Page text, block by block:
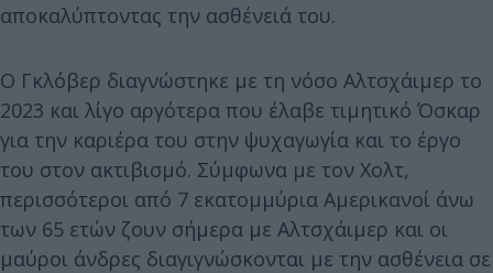
αποκαλύπτοντας την ασθένειά του.
Ο Γκλόβερ διαγνώστηκε με τη νόσο Αλτσχάιμερ το
2023 και λίγο αργότερα που έλαβε τιμητικό Όσκαρ
για την καριέρα του στην ψυχαγωγία και το έργο
του στον ακτιβισμό. Σύμφωνα με τον Χολτ,
περισσότεροι από 7 εκατομμύρια Αμερικανοί άνω
των 65 ετών ζουν σήμερα με Αλτσχάιμερ και οι
μαύροι άνδρες διαγιγνώσκονται με την ασθένεια σε